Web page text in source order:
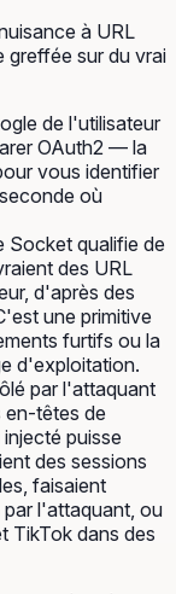
à URL
greffée sur du vrai
de l'utilisateur
OAuth2 — la
vous identifier
où
Socket qualifie de
des URL
d'après des
une primitive
furtifs ou la
d'exploitation.
par l'attaquant
en-têtes de
puisse
des sessions
faisaient
l'attaquant, ou
TikTok dans des